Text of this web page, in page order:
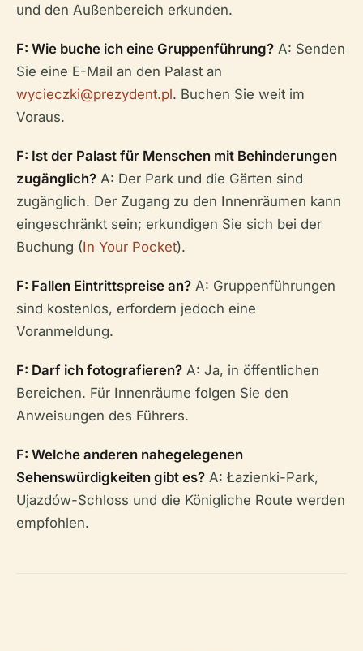
und den Außenbereich erkunden.
F: Wie buche ich eine Gruppenführung? A: Senden
Sie eine E-Mail an den Palast an
wycieczki@prezydent.pl. Buchen Sie weit im
Voraus.
F: Ist der Palast für Menschen mit Behinderungen
zugänglich? A: Der Park und die Gärten sind
zugänglich. Der Zugang zu den Innenräumen kann
eingeschränkt sein; erkundigen Sie sich bei der
Buchung (In Your Pocket).
F: Fallen Eintrittspreise an? A: Gruppenführungen
sind kostenlos, erfordern jedoch eine
Voranmeldung.
F: Darf ich fotografieren? A: Ja, in öffentlichen
Bereichen. Für Innenräume folgen Sie den
Anweisungen des Führers.
F: Welche anderen nahegelegenen
Sehenswürdigkeiten gibt es? A: Łazienki-Park,
Ujazdów-Schloss und die Königliche Route werden
empfohlen.